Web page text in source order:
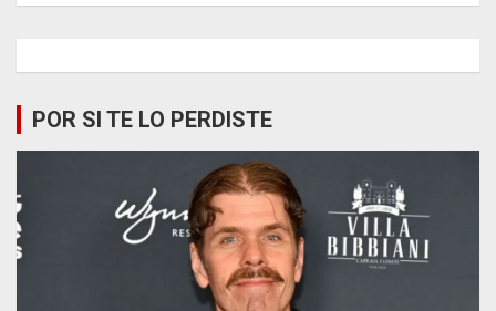
POR SI TE LO PERDISTE